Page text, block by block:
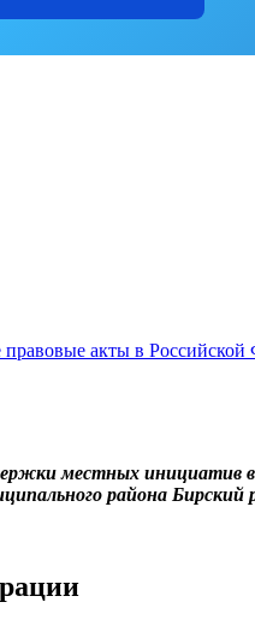
местных инициатив
района